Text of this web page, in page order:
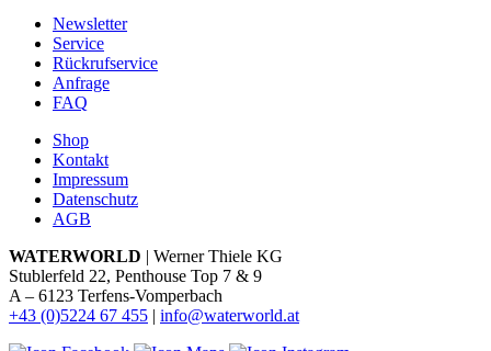
Newsletter
Service
Rückrufservice
Anfrage
FAQ
Shop
Kontakt
Impressum
Datenschutz
AGB
WATERWORLD | Werner Thiele KG
Stublerfeld 22, Penthouse Top 7 & 9
A – 6123 Terfens-Vomperbach
+43 (0)5224 67 455 | info@waterworld.at